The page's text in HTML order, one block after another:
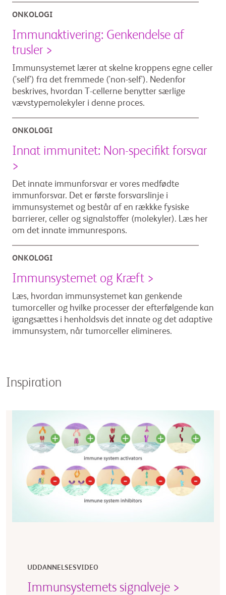
ONKOLOGI
Immunaktivering: Genkendelse af
trusler >
Immunsystemet lærer at skelne kroppens egne celler
('self') fra det fremmede ('non-self'). Nedenfor
beskrives, hvordan T-cellerne benytter særlige
vævstypemolekyler i denne proces.
ONKOLOGI
Innat immunitet: Non-specifikt forsvar
>
Det innate immunforsvar er vores medfødte
immunforsvar. Det er første forsvarslinje i
immunsystemet og består af en rækkke fysiske
barrierer, celler og signalstoffer (molekyler). Læs her
om det innate immunrespons.
ONKOLOGI
Immunsystemet og Kræft >
Læs, hvordan immunsystemet kan genkende
tumorceller og hvilke processer der efterfølgende kan
igangsættes i henholdsvis det innate og det adaptive
immunsystem, når tumorceller elimineres.
Inspiration
UDDANNELSESVIDEO
Immunsystemets signalveje >